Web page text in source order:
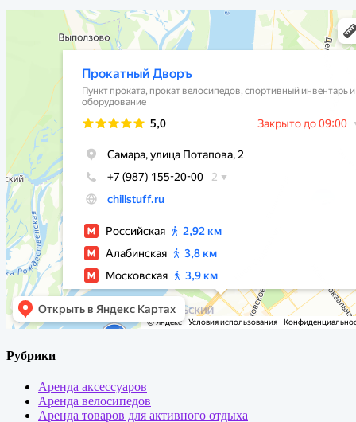
Рубрики
Аренда аксессуаров
Аренда велосипедов
Аренда товаров для активного отдыха